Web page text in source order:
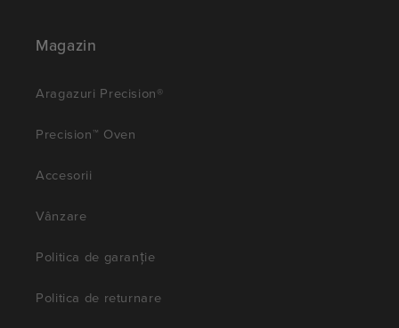
Magazin
Aragazuri Precision®
Precision™ Oven
Accesorii
Vânzare
Politica de garanție
Politica de returnare